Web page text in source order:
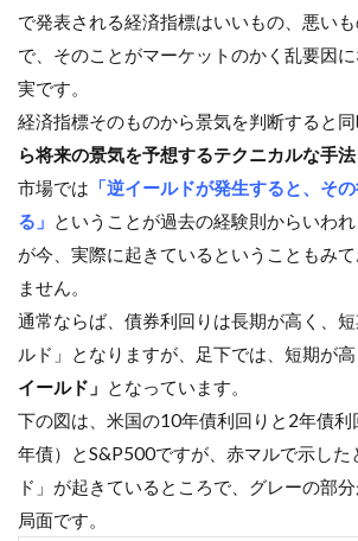
で発表される経済指標はいいもの、悪い
で、そのことがマーケットのかく乱要因
実です。
経済指標そのものから景気を判断すると同
ら将来の景気を予想するテクニカルな手法
市場では 「逆イールドが発生すると、そ
る」 ということが過去の経験則からいわ
が今、実際に起きているということもみ
ません。
通常ならば、債券利回りは長期が高く、
ルド」となりますが、足下では、短期が
イールド」 となっています。
下の図は、米国の10年債利回りと2年債
年債）とS&P500ですが、赤マルで示した
ド」が起きているところで、グレーの部
局面です。